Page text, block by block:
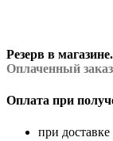
Резерв в магазине.
Оплаченный
Оплата при
при